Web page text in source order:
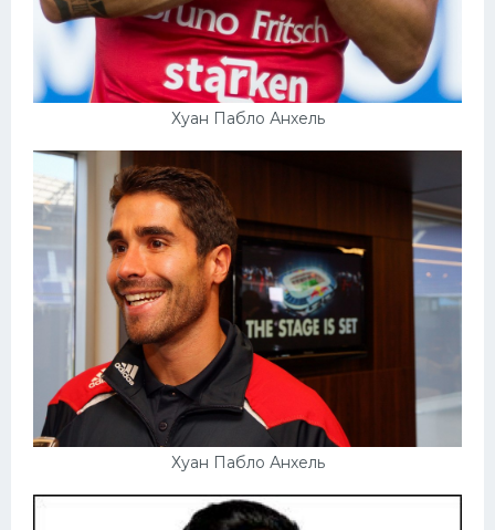
Хуан Пабло Анхель
Хуан Пабло Анхель